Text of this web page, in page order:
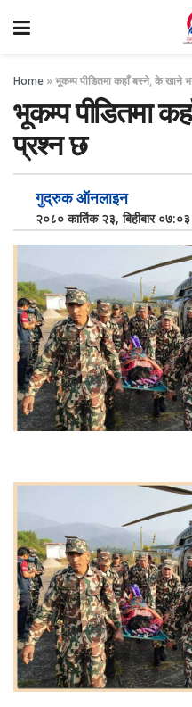
Home »भूकम्प पीडितमा कहाँ बस्ने, के खाने
भूकम्प पीडितमा
प्रश्न छ
गुद्रुक ऑनलाइन
२०८० कार्तिक २३, बिहीबार ०७:०३